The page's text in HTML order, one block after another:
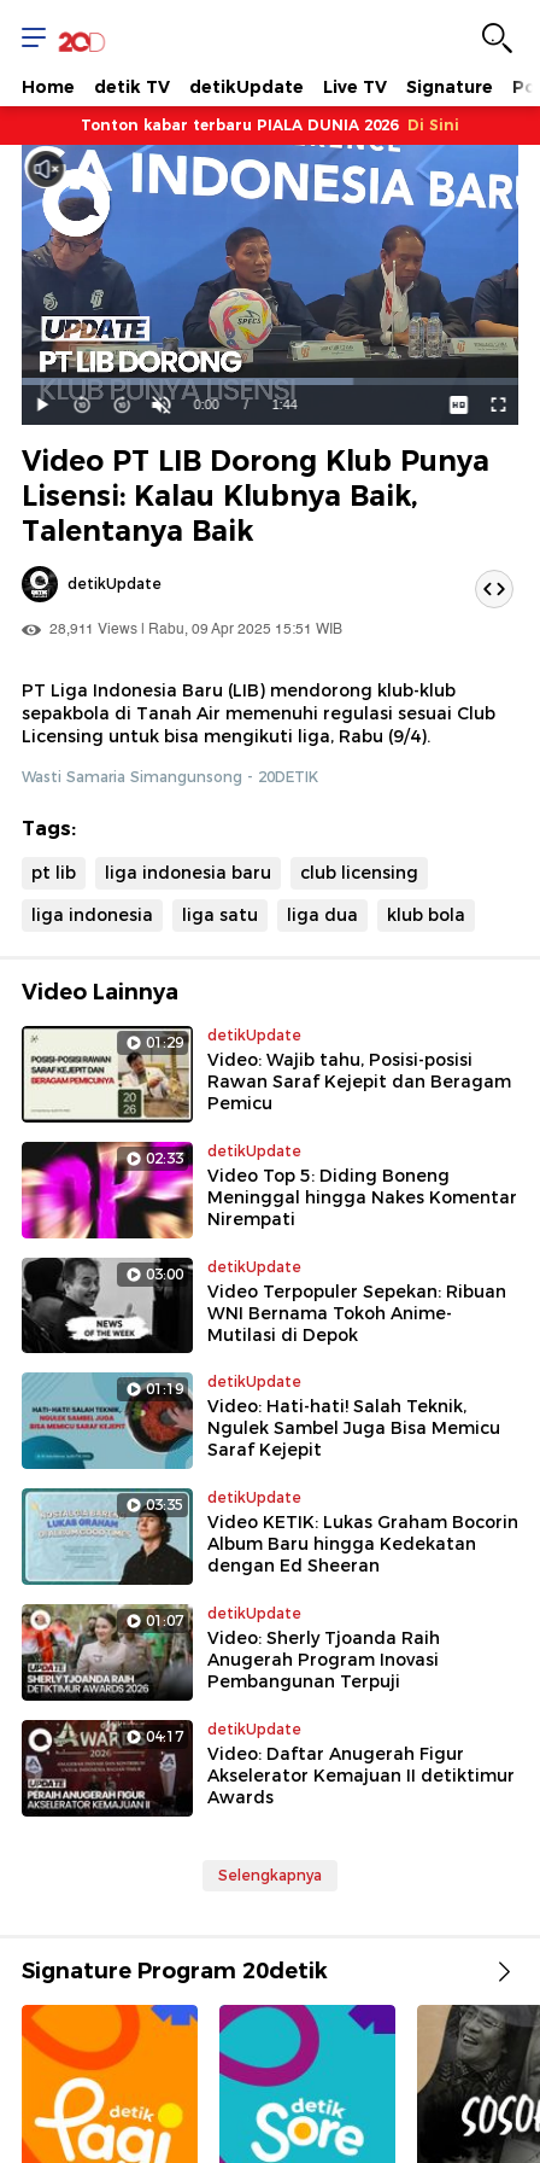
Home detik TV detikUpdate Live TV Signature
Tonton kabar terbaru PIALA DUNIA 2026 Di Sini
Mainkan
Suara
Hidup
Waktu
0:00 / Durasi
1:44
Dimuat:
66.81%
Video PT LIB Dorong Klub Punya
Lisensi: Kalau Klubnya Baik,
Talentanya Baik
detikUpdate
28,911 Views | Rabu, 09 Apr 2025 15:51 WIB
PT Liga Indonesia Baru (LIB) mendorong klub-klub
sepakbola di Tanah Air memenuhi regulasi sesuai Club
Licensing untuk bisa mengikuti liga, Rabu (9/4).
Wasti Samaria Simangunsong - 20DETIK
Tags:
pt lib liga indonesia baru
club licensing
liga indonesia
liga satu liga dua klub bola
Video Lainnya
01:29 detikUpdate
Video: Wajib tahu, Posisi-posisi
Rawan Saraf Kejepit dan Beragam
Pemicu
02:33 detikUpdate
Video Top 5: Diding Boneng
Meninggal hingga Nakes Komentar
Nirempati
03:00 detikUpdate
Video Terpopuler Sepekan: Ribuan
WNI Bernama Tokoh Anime-
Mutilasi di Depok
01:19 detikUpdate
Video: Hati-hati! Salah Teknik,
Ngulek Sambel Juga Bisa Memicu
Saraf Kejepit
03:35 detikUpdate
Video KETIK: Lukas Graham Bocorin
Album Baru hingga Kedekatan
dengan Ed Sheeran
01:07 detikUpdate
Video: Sherly Tjoanda Raih
Anugerah Program Inovasi
Pembangunan Terpuji
04:17 detikUpdate
Video: Daftar Anugerah Figur
Akselerator Kemajuan II detiktimur
Awards
Selengkapnya
Signature Program 20detik